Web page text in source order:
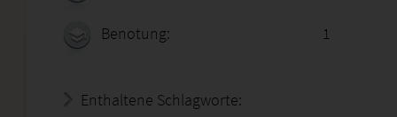
Benotung: 1
Enthaltene Schlagworte: